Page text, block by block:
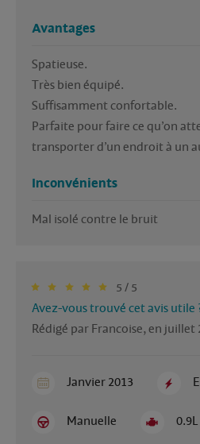
Avantages
Spatieuse.
Très bien équipé.
Suffisamment confortable.
Parfaite pour faire ce qu’on
transporter d’un endroit à un
Inconvénients
Mal isolé contre le bruit
5 / 5
Avez-vous trouvé cet avis utile
Rédigé par Francoise, en juillet
Janvier 2013
Manuelle